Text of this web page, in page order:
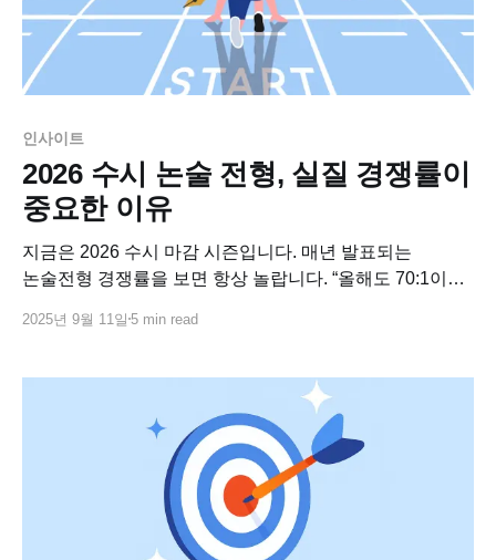
인사이트
2026 수시 논술 전형, 실질 경쟁률이
중요한 이유
지금은 2026 수시 마감 시즌입니다. 매년 발표되는
논술전형 경쟁률을 보면 항상 놀랍니다. “올해도 70:1이
도전해도 소용없을 것 같죠. 아직 마감이 되지 않은 학교가
실기가 강한 대학교 몇 개를 제외하고는 가장 경쟁률이
2025년 9월 11일 5 min read